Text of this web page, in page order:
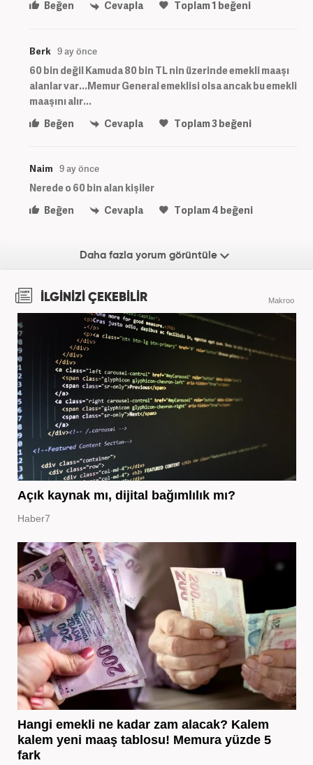
Beğen Cevapla Toplam1 beğeni
Berk 9 ay önce
60 bin değil Kamuda 80 bin TL nin üzerinde emekli maaşı
alanlar var...Memur General emeklisi olsa ancak bu emekli
maaşını alır...
Beğen
Cevapla Toplam3beğeni
Naim 9 ay önce
Nerede o 60 bin alan kişiler
Beğen
Cevapla Toplam4 beğeni
Daha fazla yorum görüntüle
İLGİNİZİ ÇEKEBİLİR Makroo
Açık kaynak mı, dijital bağımlılık mı?
Haber7
Hangi emekli ne kadar zam alacak? Kalem
kalem yeni maaş tablosu! Memura yüzde 5
fark